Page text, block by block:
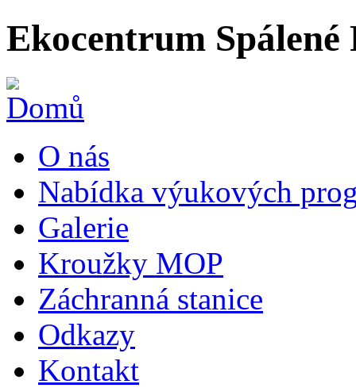
Ekocentrum Spálené
O nás
Nabídka výukových
Galerie
Kroužky MOP
Záchranná stanice
Odkazy
Kontakt